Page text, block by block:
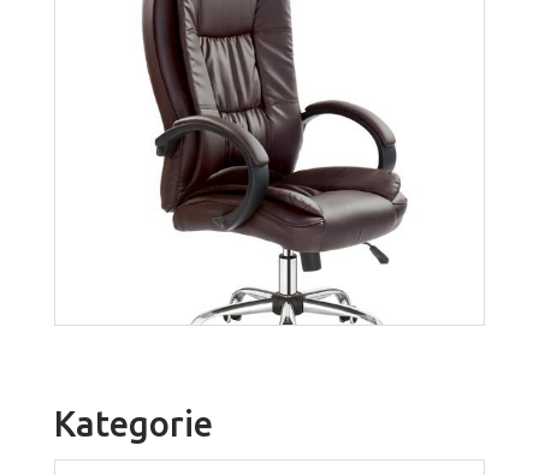
Samuel
Więcej
Kategorie